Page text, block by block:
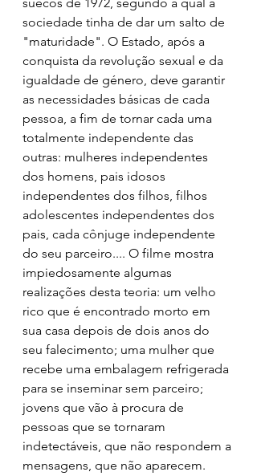
sociedade tinha de dar um salto de
"maturidade". O Estado, após a
conquista da revolução sexual e da
igualdade de género, deve garantir
as necessidades básicas de cada
pessoa, a fim de tornar cada uma
totalmente independente das
outras: mulheres independentes
dos homens, pais idosos
independentes dos filhos, filhos
adolescentes independentes dos
pais, cada cônjuge independente
do seu parceiro.... O filme mostra
impiedosamente algumas
realizações desta teoria: um velho
rico que é encontrado morto em
sua casa depois de dois anos do
seu falecimento; uma mulher que
recebe uma embalagem refrigerada
para se inseminar sem parceiro;
jovens que vão à procura de
pessoas que se tornaram
indetectáveis, que não respondem a
mensagens, que não aparecem.